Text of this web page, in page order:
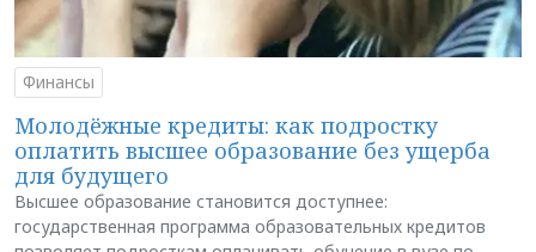
Финансы
Молодёжные кредиты: как подростку
оплатить высшее образование без ущерба
для будущего
Высшее образование становится доступнее:
государственная программа образовательных кредитов